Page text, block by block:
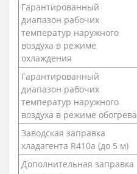
Гарантированный
диапазон рабочих
температур наружного
воздуха в режиме
охлаждения
Гарантированный
диапазон рабочих
температур наружного
воздуха в режиме обогрева
Заводская заправка
хладагента R410a (до 5 м)
Дополнительная заправка